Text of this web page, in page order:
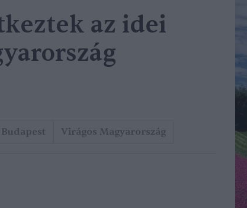
az idei
Virágos Magyarország